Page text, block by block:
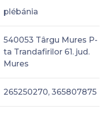
plébánia
540053 Târgu Mures P-
ta Trandafirilor 61. jud.
Mures
265250270, 365807875